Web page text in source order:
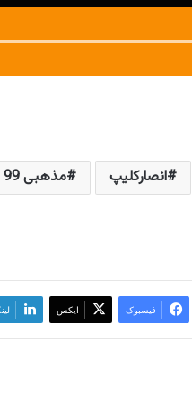
انصارکلیپ مذهبی 99
فیسبوک ایکس